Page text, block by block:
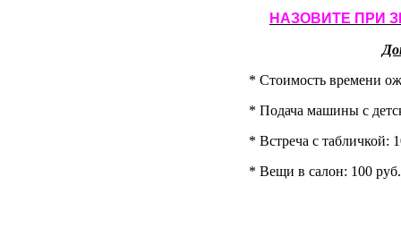
НАЗОВИТЕ ПРИ
* Стоимость времени
* Подача машины с
* Встреча с табличкой:
* Вещи в салон: 100 руб.